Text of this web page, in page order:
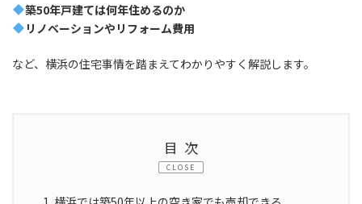
築50年戸建ては何年住めるのか
リノベーションやリフォーム費用
など、横浜の住宅事情を踏まえてわかりやすく解説します。
目次
CLOSE